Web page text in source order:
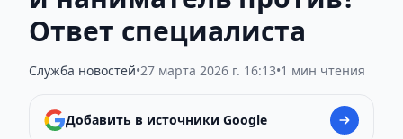
Ответ специалиста
Служба новостей•27 марта 2026 г. 16:13•1 мин чтения
Добавить в источники Google